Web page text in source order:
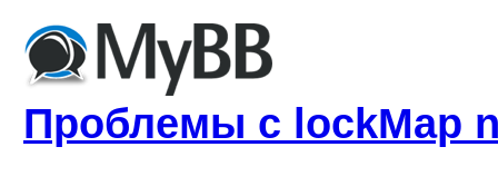
Проблемы с lockMap